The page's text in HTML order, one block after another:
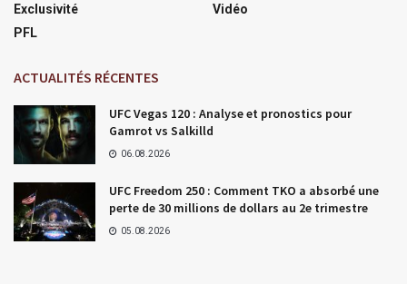
Exclusivité
PFL
Vidéo
ACTUALITÉS RÉCENTES
UFC Vegas 120 : Analyse et pronostics pour
Gamrot vs Salkilld
06.08.2026
UFC Freedom 250 : Comment TKO a absorbé une
perte de 30 millions de dollars au 2e trimestre
05.08.2026